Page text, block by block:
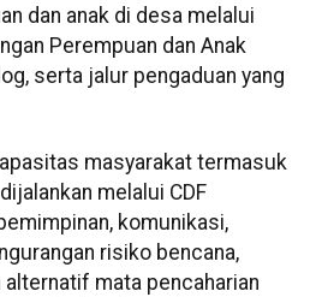
dan anak di desa melalui
Perempuan dan Anak
serta jalur pengaduan yang
masyarakat termasuk
melalui CDF
komunikasi,
risiko bencana,
alternatif mata pencaharian